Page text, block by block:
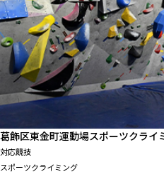
葛飾区東金町運動場スポーツクライ
対応競技
スポーツクライミング